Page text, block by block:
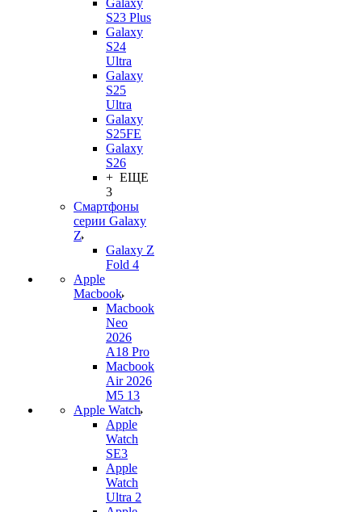
Galaxy
S23 Plus
Galaxy
S24
Ultra
Galaxy
S25
Ultra
Galaxy
S25FE
Galaxy
S26
+ ЕЩЕ
3
Смартфоны
серии Galaxy
Z
Galaxy Z
Fold 4
Apple
Macbook
Macbook
Neo
2026
A18 Pro
Macbook
Air 2026
M5 13
Apple Watch
Apple
Watch
SE3
Apple
Watch
Ultra 2